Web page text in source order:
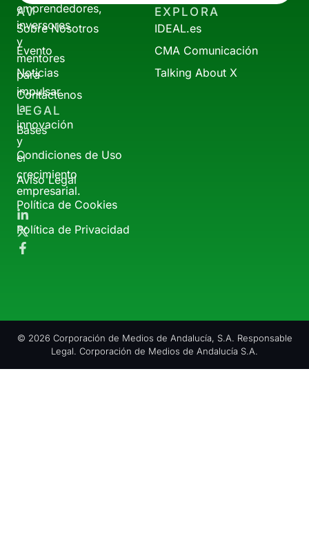
emprendedores,
inversores
y
mentores
para
impulsar
la
innovación
y
el
crecimiento
empresarial.
AV
Sobre Nosotros
Evento
Noticias
Contáctenos
EXPLORA
IDEAL.es
CMA Comunicación
Talking About X
LEGAL
Bases
Condiciones de Uso
Aviso Legal
Política de Cookies
Política de Privacidad
© 2026 Corporación de Medios de Andalucía, S.A. Responsable
Legal. Corporación de Medios de Andalucía S.A.